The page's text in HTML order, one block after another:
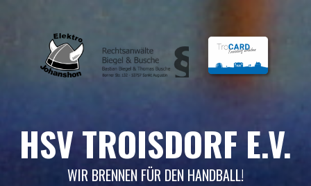
HSV TROISDORF E.V.
WIR BRENNEN FÜR DEN HANDBALL!